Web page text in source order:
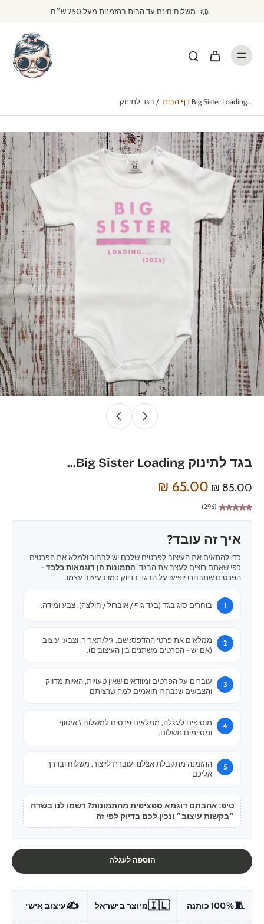
משלוח חינם עד הבית בהזמנות מעל 250 ש״ח
דף הבית / בגד לתינוק Big Sister Loading...
בגד לתינוק Big Sister Loading...
85.00 ₪
65.00 ₪
(296)
איך זה עובד?
כדי להתאים את העיצוב לפרטים שלכם יש לבחור ולמלא את הפרטים
כפי שאתם רוצים לעצב את הבגד. התמונות הן דוגמאות בלבד -
הפרטים שתבחרו יופיעו על הבגד בדיוק כמו בעיצוב עצמו.
בוחרים סוג בגד (בגד גוף / אוברול / חולצה), צבע ומידה.
ממלאים את פרטי ההדפס: שם, גיל/תאריך, וצבעי עיצוב
(אם יש - הפרטים משתנים בין העיצובים).
עוברים על הפרטים ומוודאים שאין טעויות, האיות מדויק
והצבעים שנבחרו תואמים למה שרציתם
מוסיפים לעגלה, ממלאים פרטים למשלוח \ איסוף
ומסיימים תשלום.
ההזמנה מתקבלת אצלנו, עוברת לייצור, משלוח ובדרך
אליכם
טיפ: אהבתם דוגמא ספציפית מהתמונות? רשמו לנו בשדה
״בקשות עיצוב״ ונכין לכם בדיוק לפי זה
הוספה לעגלה
🧵100% כותנה 🇮🇱מיוצר בישראל ✍️עיצוב אישי